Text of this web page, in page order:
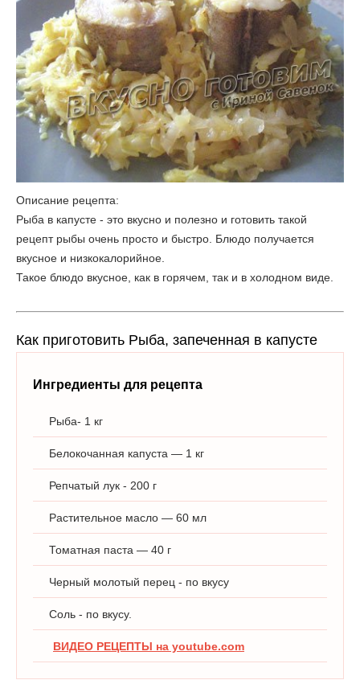
Описание рецепта:
Рыба в капусте - это вкусно и полезно и готовить такой
рецепт рыбы очень просто и быстро. Блюдо получается
вкусное и низкокалорийное.
Такое блюдо вкусное, как в горячем, так и в холодном виде.
Как приготовить Рыба, запеченная в капусте
Ингредиенты для рецепта
Рыба- 1 кг
Белокочанная капуста — 1 кг
Репчатый лук - 200 г
Растительное масло — 60 мл
Томатная паста — 40 г
Черный молотый перец - по вкусу
Соль - по вкусу.
ВИДЕО РЕЦЕПТЫ на youtube.com